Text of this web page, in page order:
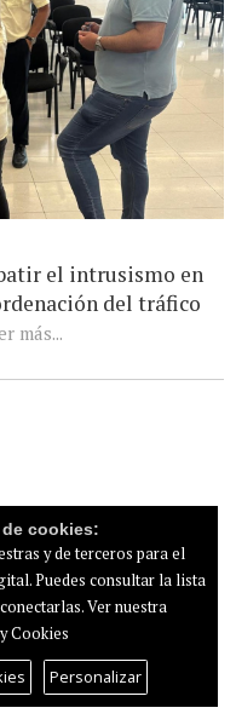
el intrusismo en
del tráfico
más...
cookies:
y de terceros para el
Puedes consultar la lista
Ver nuestra
Cookies
Personalizar